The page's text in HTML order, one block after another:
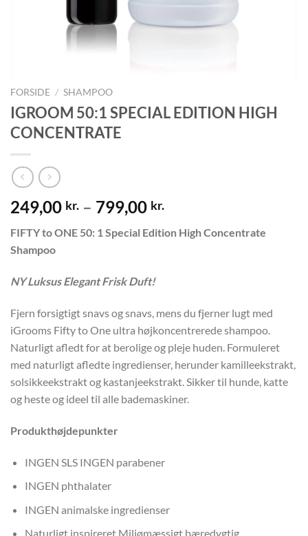
FORSIDE / SHAMPOO
IGROOM 50:1 SPECIAL EDITION HIGH
CONCENTRATE
249,00 kr. – 799,00 kr.
FIFTY to ONE 50: 1 Special Edition High Concentrate
Shampoo
NY Luksus Elegant Frisk Duft!
Fjern forsigtigt snavs og snavs, mens du fjerner lugt med
iGrooms Fifty to One ultra højkoncentrerede shampoo.
Naturligt afledt for at berolige og pleje huden. Formuleret
med naturligt afledte ingredienser, herunder kamilleekstrakt,
solsikkeekstrakt og kastanjeekstrakt. Sikker til hunde, katte
og heste og ideel til alle bademaskiner.
Produkthøjdepunkter
INGEN SLS INGEN parabener
INGEN phthalater
INGEN animalske ingredienser
Naturligt inspireret Miljømæssigt bæredygtig